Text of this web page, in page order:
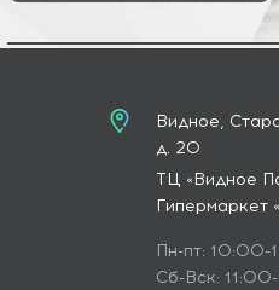
Видное,
д. 20
ТЦ «Видное
Гипермаркет
Пн-пт: 10:00-
Сб-Вск: